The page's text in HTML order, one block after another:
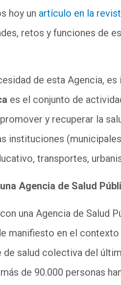
hoy un artículo en la
retos y funciones de
de esta Agencia,
es el conjunto de
y recuperar la
instituciones
transportes,
Agencia de Salud
una Agencia de Salud
manifiesto en el contexto
de salud colectiva del
de 90.000 personas